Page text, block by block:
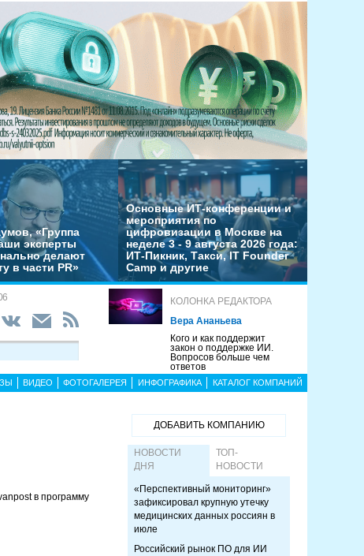
«Группа
эксперты
делают
в части PR»
Основные ИТ-конференции и
мероприятия по
цифровизации в Москве на
неделе 3 - 9 августа 2026 года:
ИТ-Пикник, Такси, IT Founder
Camp и другие
КОЛОНКА РЕДАКТОРА
Вера Ананьева
Кого и как поддержит
закон о поддержке ИИ.
Вопросов больше чем
ответов
ВИДЕО ФОТОГАЛЕРЕЯ ИНФОГРАФИКА КАТАЛОГ КОМПАНИЙ
в программу
ДОБАВИТЬ КОМПАНИЮ
НОВОСТИ
ДНЯ
ТОП-
НОВОСТИ
«Перспективный мониторинг»
зафиксировал крупную утечку
медицинских данных россиян в
июле
Российский рынок ПО для ИИ